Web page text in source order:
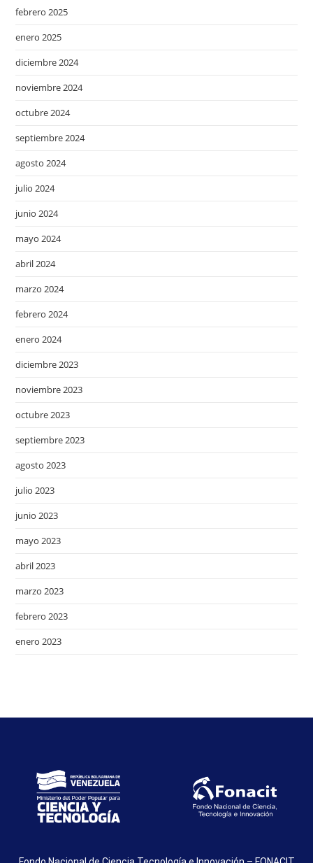
febrero 2025
enero 2025
diciembre 2024
noviembre 2024
octubre 2024
septiembre 2024
agosto 2024
julio 2024
junio 2024
mayo 2024
abril 2024
marzo 2024
febrero 2024
enero 2024
diciembre 2023
noviembre 2023
octubre 2023
septiembre 2023
agosto 2023
julio 2023
junio 2023
mayo 2023
abril 2023
marzo 2023
febrero 2023
enero 2023